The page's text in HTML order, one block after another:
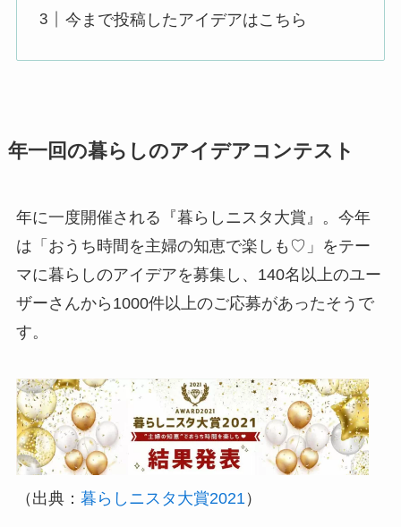
今まで投稿したアイデアはこちら
年一回の暮らしのアイデアコンテスト
年に一度開催される『暮らしニスタ大賞』。今年
は「おうち時間を主婦の知恵で楽しも♡」をテー
マに暮らしのアイデアを募集し、140名以上のユー
ザーさんから1000件以上のご応募があったそうで
す。
（出典： 暮らしニスタ大賞2021 ）